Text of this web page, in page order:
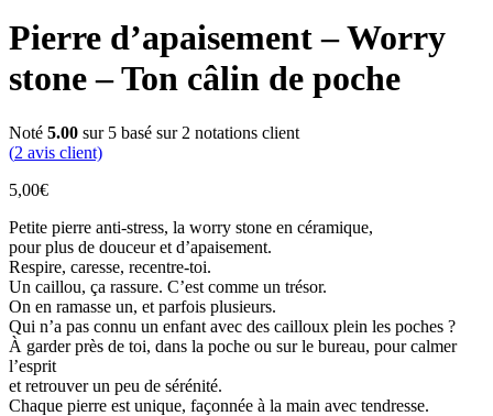
Pierre d’apaisement – Worry
stone – Ton câlin de poche
Noté 5.00 sur 5 basé sur 2 notations client
(2 avis client)
5,00€
Petite pierre anti-stress, la worry stone en céramique,
pour plus de douceur et d’apaisement.
Respire, caresse, recentre-toi.
Un caillou, ça rassure. C’est comme un trésor.
On en ramasse un, et parfois plusieurs.
Qui n’a pas connu un enfant avec des cailloux plein les poches ?
À garder près de toi, dans la poche ou sur le bureau, pour calmer
l’esprit
et retrouver un peu de sérénité.
Chaque pierre est unique, façonnée à la main avec tendresse.